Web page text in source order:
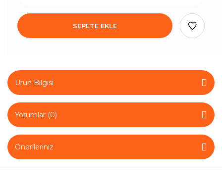
SEPETE EKLE
Ürün Bilgisi
Yorumlar (0)
Önerileriniz